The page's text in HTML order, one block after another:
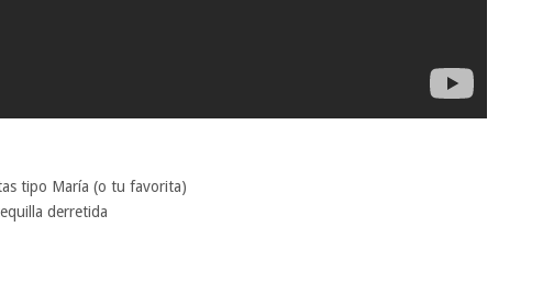
tipo María (o tu favorita)
derretida